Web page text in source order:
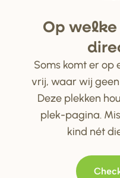
Op welke
dir
Soms komt er op
vrij, waar wij
Deze plekken
plek-pagina.
kind nét